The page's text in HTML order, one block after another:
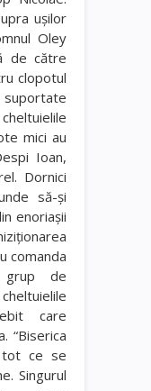
uşilor
Oley
de către
clopotul
mici au
Ioan,
Dornici
să-şi
enoriaşii
comanda
de
care
“Biserica
tot ce se
Singurul